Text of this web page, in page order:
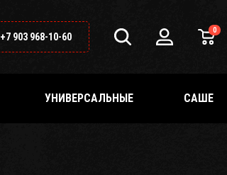
+7 903 968-10-60
0
УНИВЕРСАЛЬНЫЕ САШЕ